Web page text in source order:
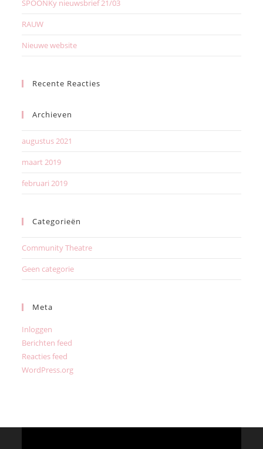
SPOONKy nieuwsbrief 21/03
RAUW
Nieuwe website
Recente Reacties
Archieven
augustus 2021
maart 2019
februari 2019
Categorieën
Community Theatre
Geen categorie
Meta
Inloggen
Berichten feed
Reacties feed
WordPress.org